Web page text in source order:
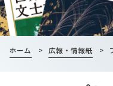
ホーム > 広報・情報紙 >